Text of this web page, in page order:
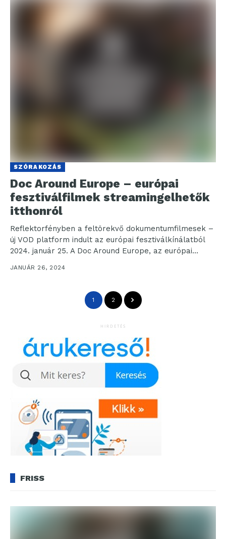
SZÓRAKOZÁS
Doc Around Europe – európai
fesztiválfilmek streamingelhetők
itthonról
Reflektorfényben a feltörekvő dokumentumfilmesek –
új VOD platform indult az európai fesztiválkínálatból
2024. január 25. A Doc Around Europe, az európai
dokumentumfilm-fesztiválok hálózata...
JANUÁR 26, 2024
1 2
HIRDETÉS
FRISS